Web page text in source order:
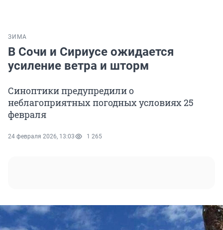
ЗИМА
В Сочи и Сириусе ожидается
усиление ветра и шторм
Синоптики предупредили о
неблагоприятных погодных условиях 25
февраля
24 февраля 2026, 13:03 1 265